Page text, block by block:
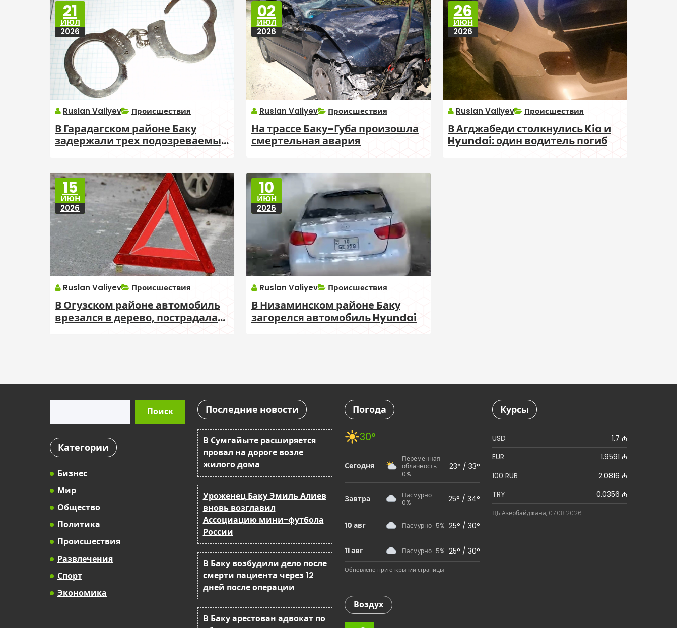
21
ИЮЛ
2026
Ruslan Valiyev Происшествия
В Гарадагском районе Баку
задержали трех подозреваемых
02
ИЮЛ
2026
Ruslan Valiyev Происшествия
На трассе Баку–Губа произошла
смертельная авария
26
ИЮН
2026
Ruslan Valiyev Происшествия
В Агджабеди столкнулись Kia и
Hyundai: один водитель погиб
15
ИЮН
2026
Ruslan Valiyev Происшествия
В Огузском районе автомобиль
врезался в дерево, пострадала
10
ИЮН
2026
Ruslan Valiyev Происшествия
В Низаминском районе Баку
загорелся автомобиль Hyundai
Поиск
Категории
Бизнес
Мир
Общество
Политика
Происшествия
Развлечения
Спорт
Экономика
Последние новости
В Сумгайыте расширяется
провал на дороге возле
жилого дома
Уроженец Баку Эмиль Алиев
вновь возглавил
Ассоциацию мини-футбола
России
В Баку возбудили дело после
смерти пациента через 12
дней после операции
В Баку арестован адвокат по
Погода
30°
Сегодня
Переменная
облачность ·
0%
23° / 33°
Завтра
Пасмурно ·
0%
25° / 34°
10 авг Пасмурно · 5% 25° / 30°
11 авг Пасмурно · 5% 25° / 30°
Обновлено при открытии страницы
Воздух
Курсы
USD
1.7 ₼
EUR
1.9591 ₼
100 RUB
2.0816 ₼
TRY
0.0356 ₼
ЦБ Азербайджана, 07.08.2026